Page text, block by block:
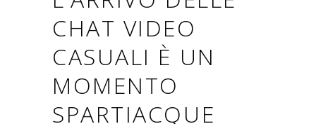
CHAT VIDEO
CASUALI È UN
MOMENTO
SPARTIACQUE